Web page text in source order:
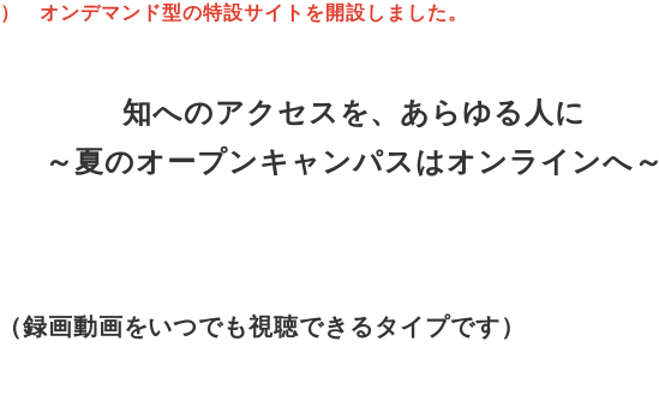
オンデマンド型の特設サイトを開設しました。
知へのアクセスを、あらゆる人に
～夏のオープンキャンパスはオンラインへ
録画動画をいつでも視聴できるタイプです）